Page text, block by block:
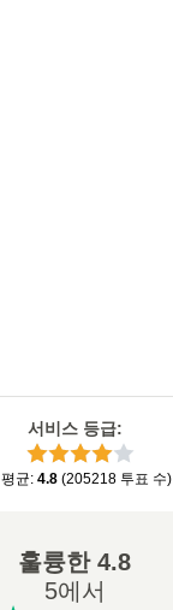
서비스 등급:
평균: 4.8 (205218 투표 수)
훌륭한4.8
5에서